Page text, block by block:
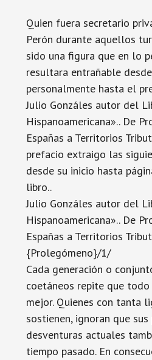
Quien fuera secretario
Perón durante aquellos
sido una figura que en lo
resultara entrañable
personalmente hasta el
Julio Gonzáles autor del
Hispanoamericana».. De
Españas a Territorios
prefacio extraigo las
desde su inicio hasta
libro..
Julio Gonzáles autor del
Hispanoamericana».. De
Españas a Territorios
{Prolegómeno}/1/
Cada generación o
coetáneos repite que
mejor. Quienes con tanta
sostienen, ignoran que sus
desventuras actuales
tiempo pasado. En